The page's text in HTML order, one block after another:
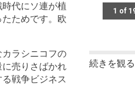
代にソ連が植
ためです。欧
ラシニコフの
売りさばかれ
戦争ビジネス
1 of
続きを観る